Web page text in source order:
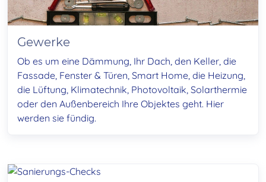
Gewerke
Ob es um eine Dämmung, Ihr Dach, den Keller, die
Fassade, Fenster & Türen, Smart Home, die Heizung,
die Lüftung, Klimatechnik, Photovoltaik, Solarthermie
oder den Außenbereich Ihre Objektes geht. Hier
werden sie fündig.